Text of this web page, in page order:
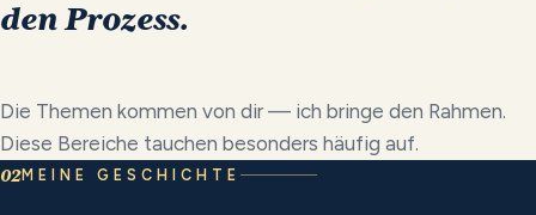
den Prozess.
Die Themen kommen von dir — ich bringe den Rahmen.
Diese Bereiche tauchen besonders häufig auf.
02MEINE GESCHICHTE